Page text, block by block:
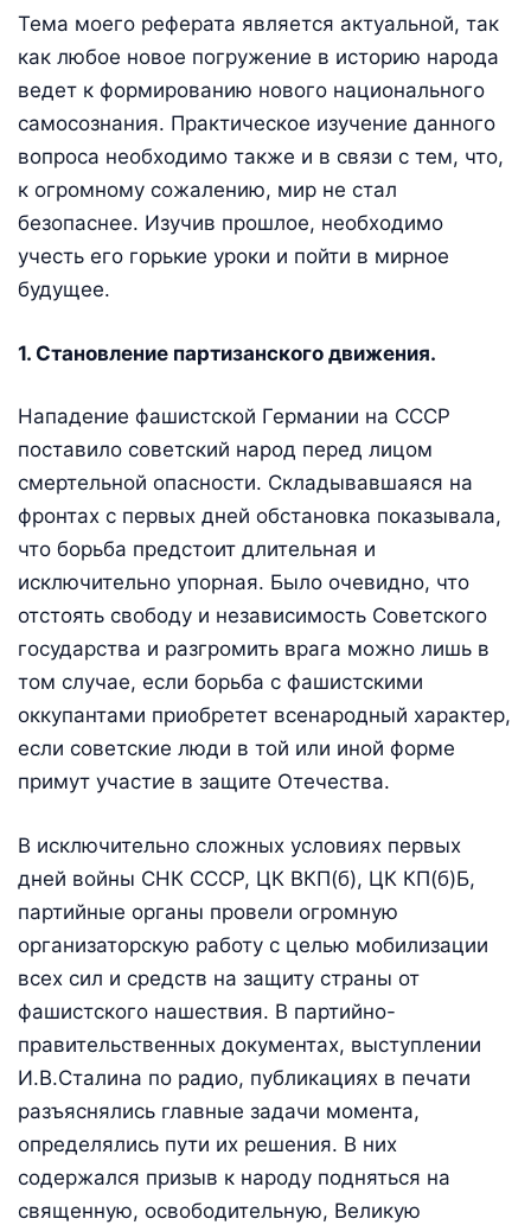
Тема моего реферата является актуальной, так
как любое новое погружение в историю народа
ведет к формированию нового национального
самосознания. Практическое изучение данного
вопроса необходимо также и в связи с тем, что,
к огромному сожалению, мир не стал
безопаснее. Изучив прошлое, необходимо
учесть его горькие уроки и пойти в мирное
будущее.
1. Становление партизанского движения.
Нападение фашистской Германии на СССР
поставило советский народ перед лицом
смертельной опасности. Склады­вавшаяся на
фронтах с первых дней обстановка показывала,
что борьба предстоит длительная и
исключительно упорная. Было оче­видно, что
отстоять свободу и независимость Советского
государ­ства и разгромить врага можно лишь в
том случае, если борьба с фашистскими
оккупантами приобретет всенародный характер,
если советские люди в той или иной форме
примут участие в за­щите Отечества.
В исключительно сложных условиях первых
дней войны СНК СССР, ЦК ВКП(б), ЦК КП(б)Б,
партийные органы провели огром­ную
организаторскую работу с целью мобилизации
всех сил и средств на защиту страны от
фашистского нашествия. В партий­но-
правительственных документах, выступлении
И.В.Сталина по радио, публикациях в печати
разъяснялись главные задачи мо­мента,
определялись пути их решения. В них
содержался призыв к народу подняться на
священную, освободительную, Великую